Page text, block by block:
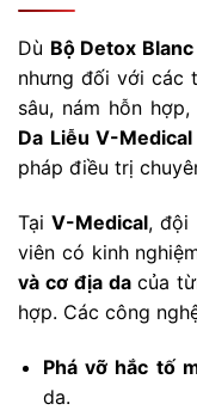
Dù Bộ Detox
nhưng đối với các
sâu, nám hỗn
Da Liễu V-Medical
pháp điều trị
TạiV-Medical, đội
viên có kinh
và cơ địa dacủa
hợp. Các công
Phá vỡ hắc tố
da.